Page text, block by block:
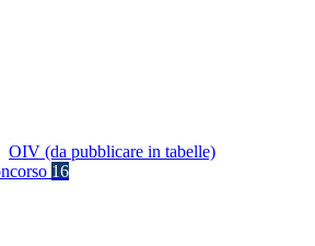
OIV (da pubblicare in tabelle)
16